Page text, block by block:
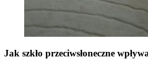
Jak szkło przeciwsłoneczne